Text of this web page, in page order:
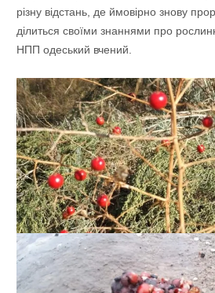
різну відстань, де ймовірно знову
ділиться своїми знаннями про
НПП одеський вчений.